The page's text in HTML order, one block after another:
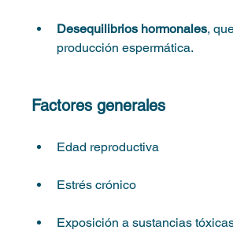
Desequilibrios hormonales,
producción espermática.
Factores generales
Edad reproductiva
Estrés crónico
Exposición a sustancias